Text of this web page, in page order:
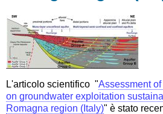
L'articolo scientifico "Assessment
on groundwater exploitation
Romagna region (Italy)" è stato